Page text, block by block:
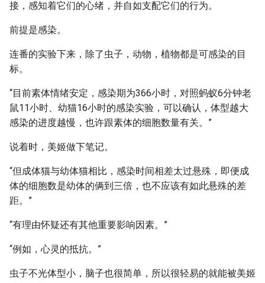
接，感知着它们的心绪，并自如支配它们的行为。
前提是感染。
连番的实验下来，除了虫子，动物，植物都是可感染的目
标。
“目前素体情绪安定，感染期为366小时，对照蚂蚁6分钟老
鼠11小时、幼猫16小时的感染实验，可以确认，体型越大
感染的进度越慢，也许跟素体的细胞数量有关。”
说着时，美姬做下笔记。
“但成体猫与幼体猫相比，感染时间相差太过悬殊，即便成
体的细胞数是幼体的俩到三倍，也不应该有如此悬殊的差
距。”
“有理由怀疑还有其他重要影响因素。”
“例如，心灵的抵抗。”
虫子不光体型小，脑子也很简单，所以很轻易的就能被美姬